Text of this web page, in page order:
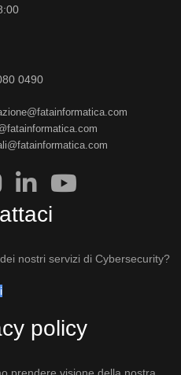
0490
nostri servizi di Cybersecurity?
policy